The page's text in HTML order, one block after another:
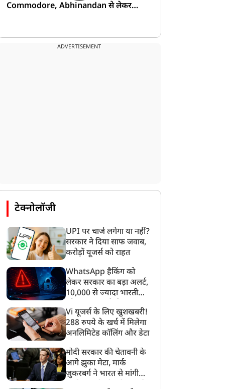
Commodore, Abhinandan से लेकर
ADVERTISEMENT
टेक्नोलॉजी
UPI पर चार्ज लगेगा या नहीं?
सरकार ने दिया साफ जवाब,
करोड़ों यूजर्स को राहत
WhatsApp हैकिंग को
लेकर सरकार का बड़ा अलर्ट,
10,000 से ज्यादा भारतीयों
गया
Vi यूजर्स के लिए खुशखबरी!
288 रुपये के खर्च में मिलेगा
अनलिमिटेड कॉलिंग और डेटा
मोदी सरकार की चेतावनी के
आगे झुका मेटा, मार्क
ज़ुकरबर्ग ने भारत से मांगी